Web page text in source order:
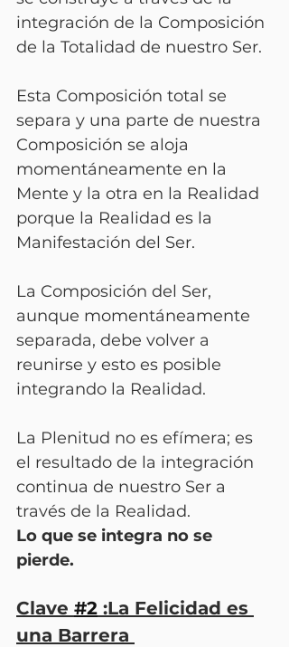
integración de la Composición
de la Totalidad de nuestro Ser.
Esta Composición total se
separa y una parte de nuestra
Composición se aloja
momentáneamente en la
Mente y la otra en la Realidad
porque la Realidad es la
Manifestación del Ser.
La Composición del Ser,
aunque momentáneamente
separada, debe volver a
reunirse y esto es posible
integrando la Realidad.
La Plenitud no es efímera; es
el resultado de la integración
continua de nuestro Ser a
través de la Realidad.
Lo que se integra no se
pierde.
Clave #2 :La Felicidad es
una Barrera